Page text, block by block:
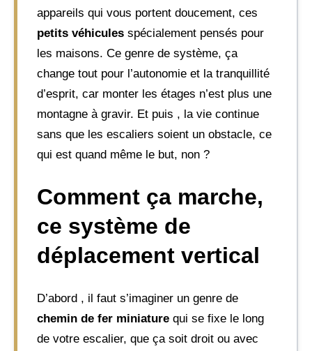
appareils qui vous portent doucement, ces
petits véhicules spécialement pensés pour
les maisons. Ce genre de système, ça
change tout pour l’autonomie et la tranquillité
d’esprit, car monter les étages n’est plus une
montagne à gravir. Et puis , la vie continue
sans que les escaliers soient un obstacle, ce
qui est quand même le but, non ?
Comment ça marche,
ce système de
déplacement vertical
D’abord , il faut s’imaginer un genre de
chemin de fer miniature qui se fixe le long
de votre escalier, que ça soit droit ou avec